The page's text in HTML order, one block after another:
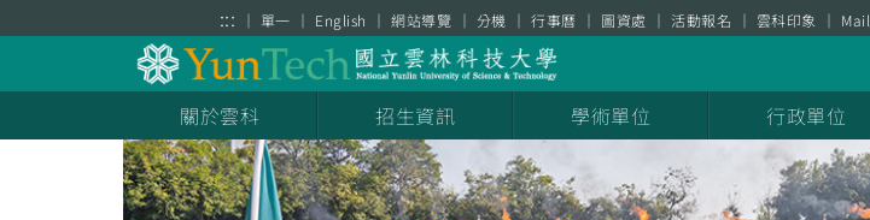
::: 單一 English 網站導覽 分機 行事曆 圖資處 活動報名 雲科印象 Mail
關於雲科 招生資訊 學術單位 行政單位